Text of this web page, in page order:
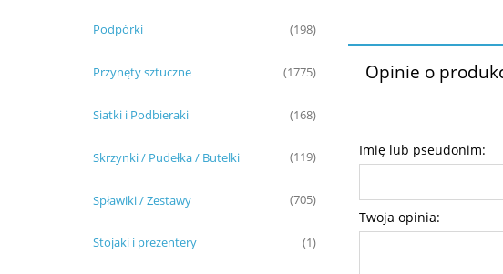
Podpórki (198)
Przynęty sztuczne (1775)
Siatki i Podbieraki (168)
Skrzynki / Pudełka / Butelki (119)
Spławiki / Zestawy (705)
Stojaki i prezentery (1)
Opinie o
Imię lub pseudonim:
Twoja opinia: